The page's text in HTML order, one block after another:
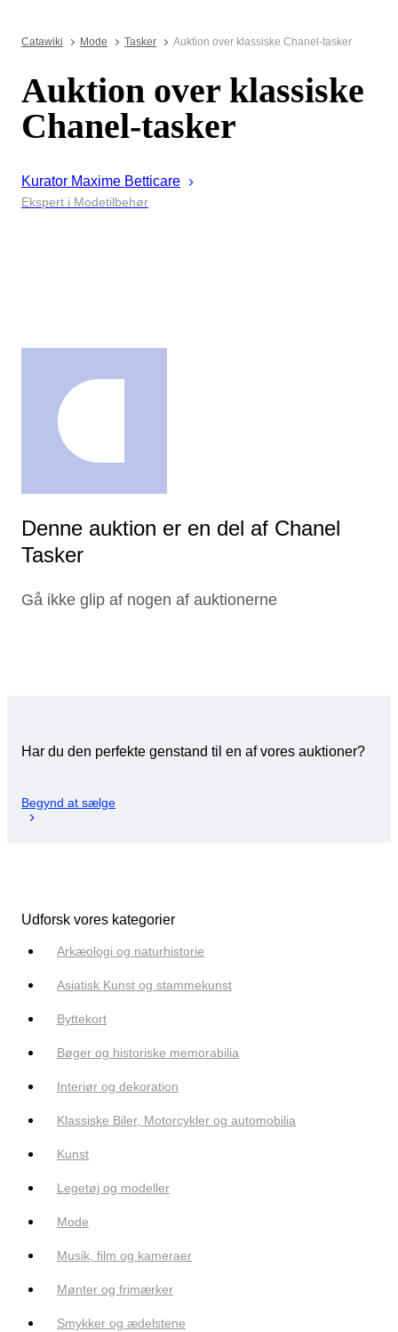
Catawiki Mode Tasker Auktion over klassiske Chanel-tasker
Auktion over klassiske
Chanel-tasker
Kurator Maxime Betticare
Ekspert i Modetilbehør
Denne auktion er en del af Chanel
Tasker
Gå ikke glip af nogen af auktionerne
Har du den perfekte genstand til en af vores auktioner?
Begynd at sælge
Udforsk vores kategorier
Arkæologi og naturhistorie
Asiatisk Kunst og stammekunst
Byttekort
Bøger og historiske memorabilia
Interiør og dekoration
Klassiske Biler, Motorcykler og automobilia
Kunst
Legetøj og modeller
Mode
Musik, film og kameraer
Mønter og frimærker
Smykker og ædelstene